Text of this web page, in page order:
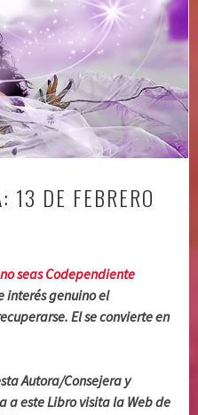
13 DE FEBRERO
no seas Codependiente
interés genuino el
El se convierte en
Autora/Consejera y
a este Libro visita la Web de